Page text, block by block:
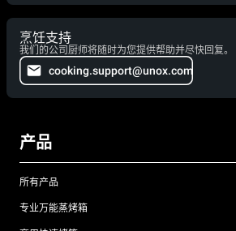
烹饪支持
我们的公司厨师将随时为您提供帮助并尽快回复。
cooking.support@unox.com
产品
所有产品
专业万能蒸烤箱